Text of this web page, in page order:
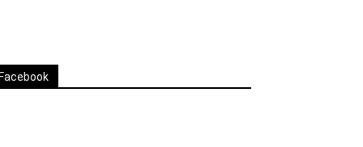
Facebook